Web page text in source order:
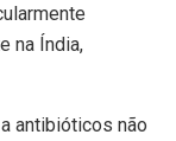
na Índia,
antibióticos não